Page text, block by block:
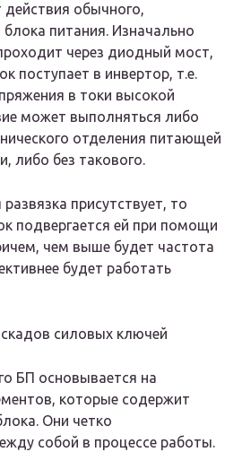
действия обычного,
питания. Изначально
через диодный мост,
поступает в инвертор, т.е.
в токи высокой
может выполняться либо
отделения питающей
либо без такового.
развязка присутствует, то
подвергается ей при помощи
чем выше будет частота
будет работать
силовых ключей
БП основывается на
которые содержит
Они четко
собой в процессе работы.